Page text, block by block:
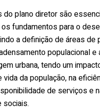
do plano diretor são
fundamentos para o
a definição de áreas de
populacional e
urbana, tendo um
vida da população, na
de serviços e
sociais.